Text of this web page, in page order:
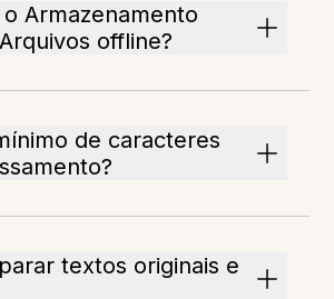
Armazenamento
offline?
de caracteres
textos originais e